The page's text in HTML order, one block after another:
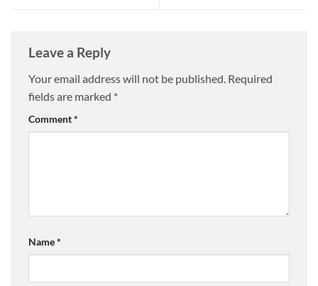
Leave a Reply
Your email address will not be published. Required
fields are marked *
Comment*
Name*